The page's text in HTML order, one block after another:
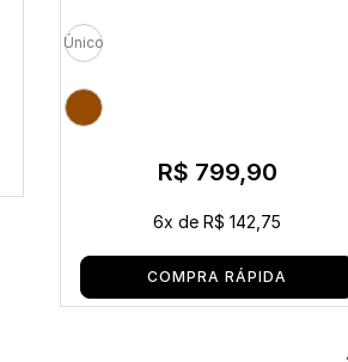
Único
R$ 799,90
6x de R$ 142,75
COMPRA RÁPIDA